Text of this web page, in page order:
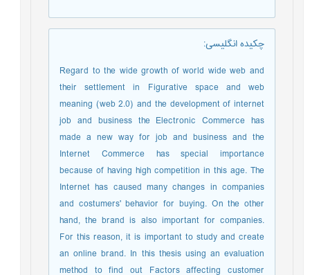
چکیده انگلیسی:
Regard to the wide growth of world wide web and
their settlement in Figurative space and web
meaning (web 2.0) and the development of internet
job and business the Electronic Commerce has
made a new way for job and business and the
Internet Commerce has special importance
because of having high competition in this age. The
Internet has caused many changes in companies
and costumers' behavior for buying. On the other
hand, the brand is also important for companies.
For this reason, it is important to study and create
an online brand. In this thesis using an evaluation
method to find out Factors affecting customer